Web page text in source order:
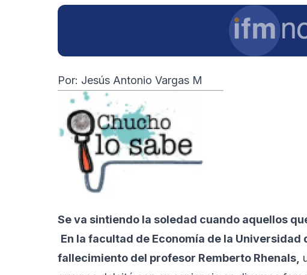
Por: Jesús Antonio Vargas M
Se va sintiendo la soledad cuando aquellos
En la facultad de Economía de la
fallecimiento del profesor Remberto Rhenals,